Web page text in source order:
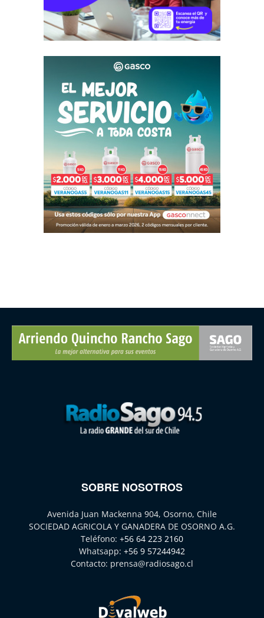
SOBRE NOSOTROS
Avenida Juan Mackenna 904, Osorno, Chile
SOCIEDAD AGRICOLA Y GANADERA DE OSORNO A.G.
Teléfono: +56 64 223 2160
Whatsapp: +56 9 57244942
Contacto: prensa@radiosago.cl